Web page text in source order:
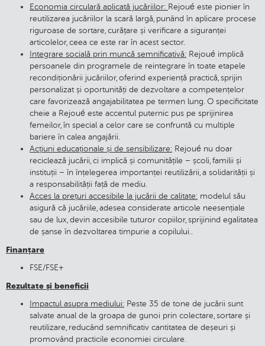
Economia circulară aplicată jucăriilor: Rejoué este pionier în
reutilizarea jucăriilor la scară largă, punând în aplicare procese
riguroase de sortare, curățare și verificare a siguranței
articolelor, ceea ce este rar în acest sector.
Integrare socială prin muncă semnificativă: Rejoué implică
persoanele din programele de reintegrare în toate etapele
recondiționării jucăriilor, oferind experiență practică, sprijin
personalizat și oportunități de dezvoltare a competențelor
care favorizează angajabilitatea pe termen lung. O specificitate
cheie a Rejoué este accentul puternic pus pe sprijinirea
femeilor, în special a celor care se confruntă cu multiple
bariere în calea angajării.
Acțiuni educaționale și de sensibilizare: Rejoué nu doar
reciclează jucării, ci implică și comunitățile – școli, familii și
instituții – în înțelegerea importanței reutilizării, a solidarității și
a responsabilității față de mediu.
Acces la prețuri accesibile la jucării de calitate: modelul său
asigură că jucăriile, adesea considerate articole neesențiale
sau de lux, devin accesibile tuturor copiilor, sprijinind egalitatea
de șanse în dezvoltarea timpurie a copilului..
Finanțare
FSE/FSE+
Rezultate și beneficii
Impactul asupra mediului: Peste 35 de tone de jucării sunt
salvate anual de la groapa de gunoi prin colectare, sortare și
reutilizare, reducând semnificativ cantitatea de deșeuri și
promovând practicile economiei circulare.